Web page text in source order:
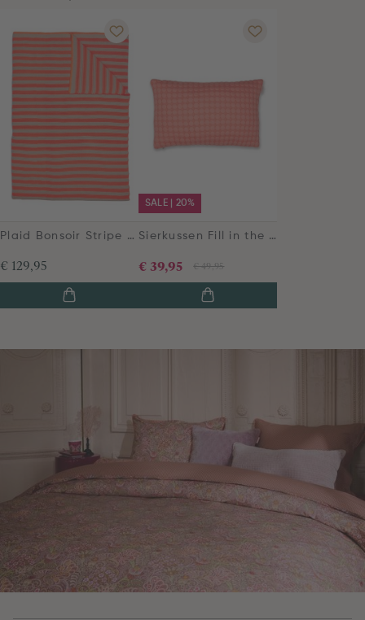
Plaid Bonsoir Stripe Oranje
€ 129,95
SALE | 20%
Sierkussen Fill in the dots Roze
€ 49,95
€ 39,95